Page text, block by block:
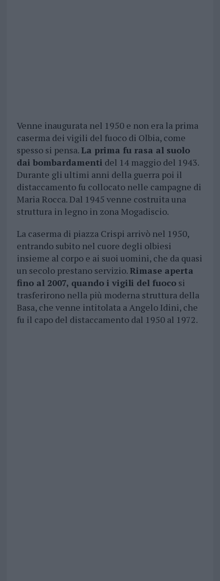
Venne inaugurata nel 1950 e non era la prima
caserma dei vigili del fuoco di Olbia, come
spesso si pensa.La prima fu rasa al suolo
dai bombardamenti del 14 maggio del 1943.
Durante gli ultimi anni della guerra poi il
distaccamento fu collocato nelle campagne di
Maria Rocca. Dal 1945 venne costruita una
struttura in legno in zona Mogadiscio.
La caserma di piazza Crispi arrivò nel 1950,
entrando subito nel cuore degli olbiesi
insieme al corpo e ai suoi uomini, che da quasi
un secolo prestano servizio.Rimase aperta
fino al 2007, quando i vigili del fuocosi
trasferirono nella più moderna struttura della
Basa, che venne intitolata a Angelo Idini, che
fu il capo del distaccamento dal 1950 al 1972.